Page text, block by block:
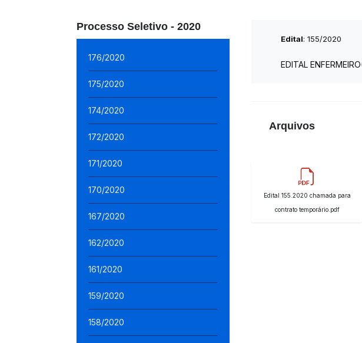
Processo Seletivo - 2020
176/2020
175/2020
174/2020
172/2020
171/2020
170/2020
167/2020
162/2020
161/2020
159/2020
158/2020
Edital: 155/2020
EDITAL
Arquivos
Edital 155.2020 chamada para
contrato temporário.pdf